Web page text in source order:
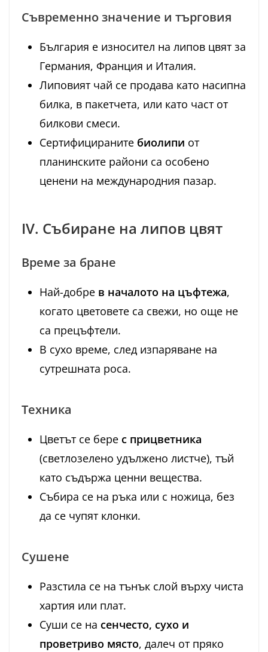
Съвременно значение и търговия
България е износител на липов цвят за
Германия, Франция и Италия.
Липовият чай се продава като насипна
билка, в пакетчета, или като част от
билкови смеси.
Сертифицираните биолипи от
планинските райони са особено
ценени на международния пазар.
IV. Събиране на липов цвят
Време за бране
Най-добре в началото на цъфтежа,
когато цветовете са свежи, но още не
са прецъфтели.
В сухо време, след изпаряване на
сутрешната роса.
Техника
Цветът се бере с прицветника
(светлозелено удължено листче), тъй
като съдържа ценни вещества.
Събира се на ръка или с ножица, без
да се чупят клонки.
Сушене
Разстила се на тънък слой върху чиста
хартия или плат.
Суши се на сенчесто, сухо и
проветриво място, далеч от пряко